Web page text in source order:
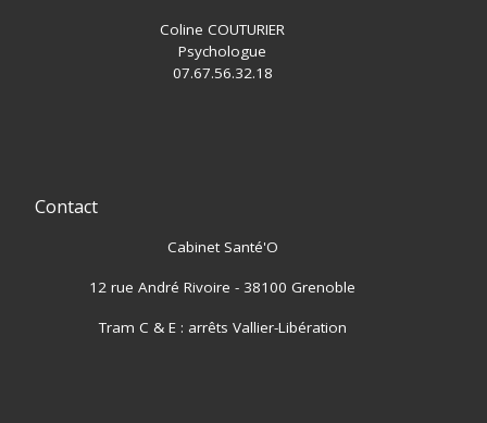
Coline COUTURIER
Psychologue
07.67.56.32.18
Contact
Cabinet Santé'O
12 rue André Rivoire - 38100 Grenoble
Tram C & E : arrêts Vallier-Libération